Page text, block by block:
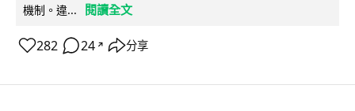
機制。違...
閱讀全文
282 24 ↗ 分享